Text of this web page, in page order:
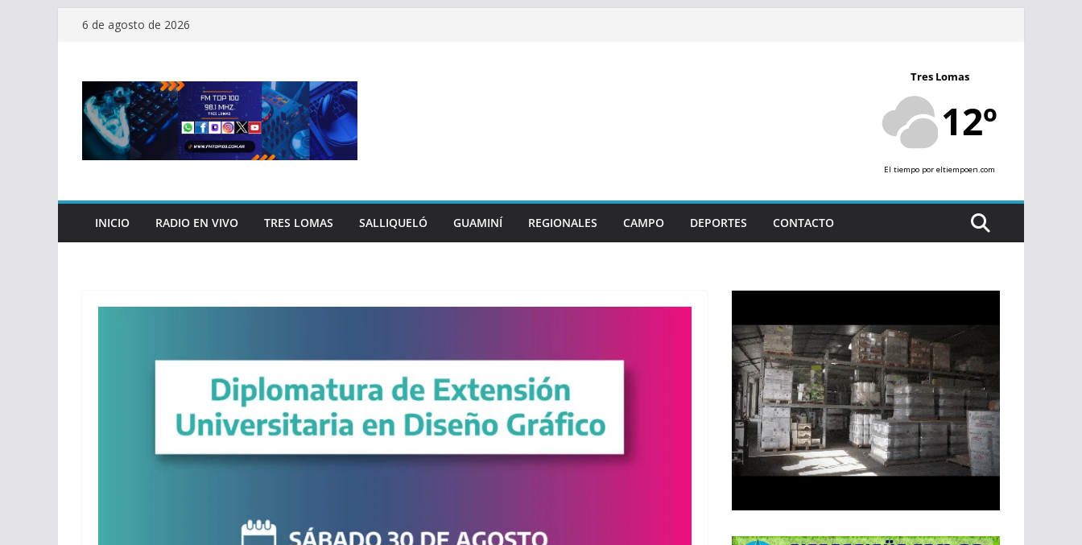
Saltar6 de agosto de 2026
Tres Lomas
12º
El tiempo por eltiempoen.com
INICIO RADIO EN VIVO TRES LOMAS SALLIQUELÓ GUAMINÍ REGIONALES CAMPO DEPORTES CONTACTO